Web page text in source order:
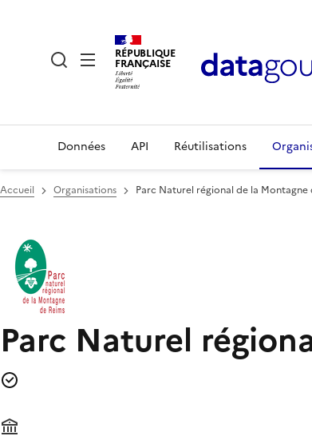
RÉPUBLIQUE
FRANÇAISE
Données API Réutilisations
Accueil Organisations Parc Naturel régional de la Montagne
Parc Naturel